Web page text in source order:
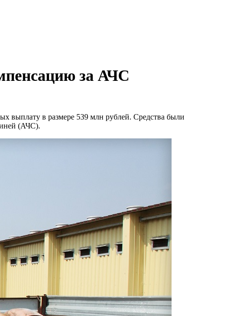
за АЧС
выплату в размере 539 млн рублей. Средства были
(АЧС).